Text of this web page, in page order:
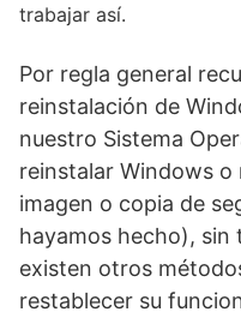
trabajar así.
Por regla general
reinstalación de
nuestro Sistema
reinstalar Windows o
imagen o copia de
hayamos hecho), sin
existen otros
restablecer su